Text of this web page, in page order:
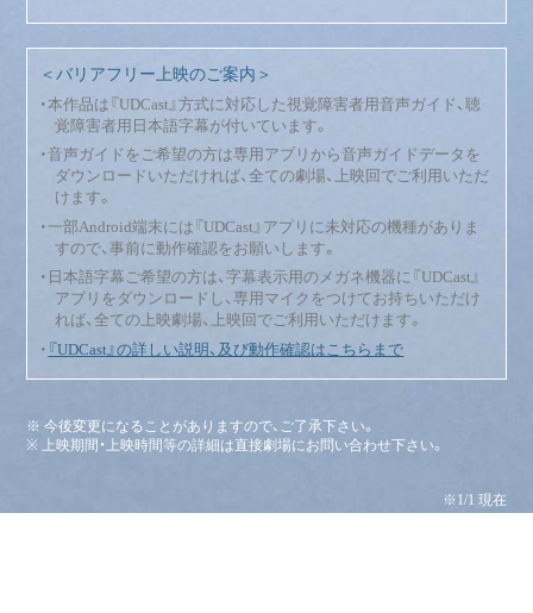
＜バリアフリー上映のご案内＞
・本作品は『UDCast』方式に対応した視覚障害者用音声ガイド、聴
覚障害者用日本語字幕が付いています。
・音声ガイドをご希望の方は専用アプリから音声ガイドデータを
ダウンロードいただければ、全ての劇場、上映回でご利用いただ
けます。
・一部Android端末には『UDCast』アプリに未対応の機種がありま
すので、事前に動作確認をお願いします。
・日本語字幕ご希望の方は、字幕表示用のメガネ機器に『UDCast』
アプリをダウンロードし、専用マイクをつけてお持ちいただけ
れば、全ての上映劇場、上映回でご利用いただけます。
・ 『UDCast』の詳しい説明、及び動作確認はこちらまで
※ 今後変更になることがありますので、ご了承下さい。
※ 上映期間・上映時間等の詳細は直接劇場にお問い合わせ下さい。
※1/1 現在